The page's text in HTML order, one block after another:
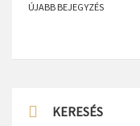
ÚJABB BEJEGYZÉS
KERESÉS